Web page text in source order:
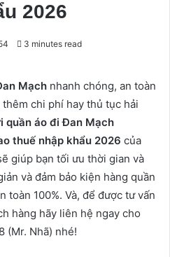
2026
3 minutes read
Mạch nhanh chóng, an toàn
chi phí hay thủ tục hải
quần áo đi Đan Mạch
thuế nhập khẩu 2026 của
giúp bạn tối ưu thời gian và
và đảm bảo kiện hàng quần
toàn 100%. Và, để được tư vấn
hàng hãy liên hệ ngay cho
(Mr. Nhã) nhé!